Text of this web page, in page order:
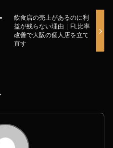
飲食店の売上があるのに利
益が残らない理由｜FL比率
改善で大阪の個人店を立て
直す